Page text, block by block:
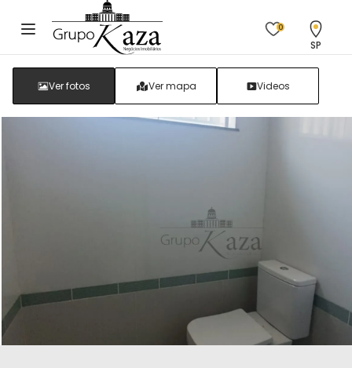
0
SP
Ver fotos Ver mapa Videos